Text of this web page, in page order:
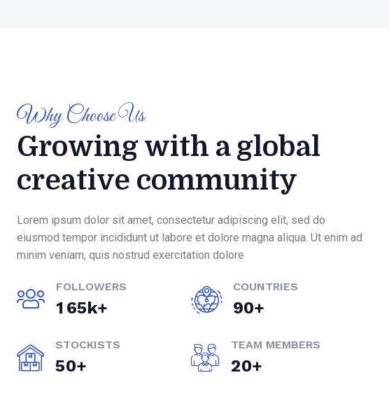
Why Choose Us
Growing with a global
creative community
Lorem ipsum dolor sit amet, consectetur adipiscing elit, sed do
eiusmod tempor incididunt ut labore et dolore magna aliqua. Ut enim ad
minim veniam, quis nostrud exercitation dolore
FOLLOWERS
1 65k+
STOCKISTS
50+
COUNTRIES
90+
TEAM MEMBERS
20+